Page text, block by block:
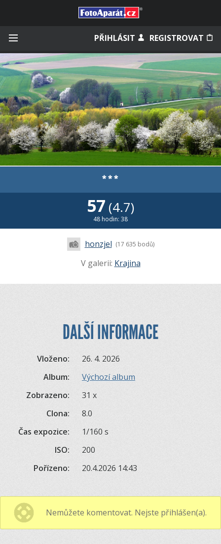
PŘIHLÁSIT REGISTROVAT
Zapamatovat
Zapomněli jste heslo?
Měli jste účet na starém webu?
***
57 (4.7)
48 hodin: 38
honzjel (17 635 bodů)
V galerii: Krajina
DALŠÍ INFORMACE
Vloženo:
26. 4. 2026
Album:
Výchozí album
Zobrazeno:
31 x
Clona:
8.0
Čas expozice:
1/160 s
ISO:
200
Pořízeno:
20.4.2026 14:43
Nemůžete komentovat. Nejste přihlášen(a).